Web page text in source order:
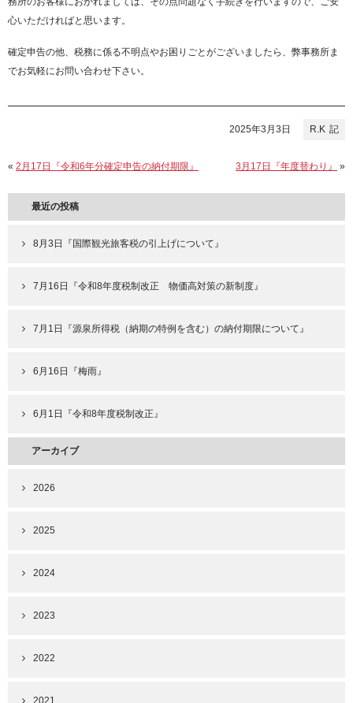
心いただければと思います。
確定申告の他、税務に係る不明点やお困りごとがございましたら、弊事務所ま
でお気軽にお問い合わせ下さい。
R.K
2025年3月3日
« 2月17日『令和6年分確定申告の納付期限』 3月17日『年度替わり』 »
最近の投稿
8月3日『国際観光旅客税の引上げについて』
7月16日『令和8年度税制改正 物価高対策の新制度』
7月1日『源泉所得税（納期の特例を含む）の納付期限について』
6月16日『梅雨』
6月1日『令和8年度税制改正』
アーカイブ
2026
2025
2024
2023
2022
2021